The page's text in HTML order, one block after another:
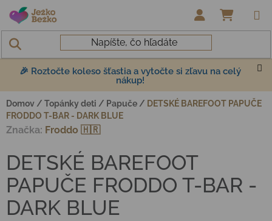
Prejsť na obsah
🎉 Roztočte koleso šťastia a vytočte si zľavu na celý
nákup!
Domov / Topánky deti / Papuče / DETSKÉ BAREFOOT PAPUČE
FRODDO T-BAR - DARK BLUE
DETSKÉ BAREFOOT
PAPUČE FRODDO T-BAR -
DARK BLUE
Značka: Froddo 🇭🇷